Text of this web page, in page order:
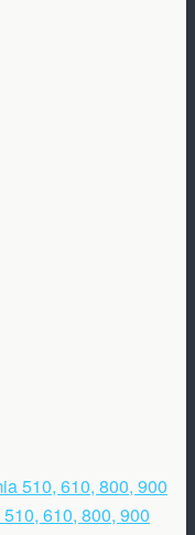
610, 800, 900